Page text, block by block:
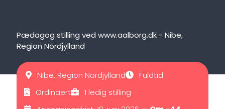
Pædagog stilling ved www.aalborg.dk - Nibe,
Region Nordjylland
Nibe, Region Nordjylland
Fuldtid
Ordinaert
1 ledig stilling